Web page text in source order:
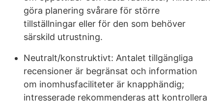
göra planering svårare för större
tillställningar eller för den som behöver
särskild utrustning.
Neutralt/konstruktivt: Antalet tillgängliga
recensioner är begränsat och information
om inomhusfaciliteter är knapphändig;
intresserade rekommenderas att kontrollera